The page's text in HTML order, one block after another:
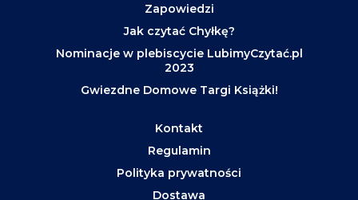
Zapowiedzi
Jak czytać Chyłkę?
Nominacje w plebiscycie LubimyCzytać.pl
2023
Gwiezdne Domowe Targi Książki!
Kontakt
Regulamin
Polityka prywatności
Dostawa